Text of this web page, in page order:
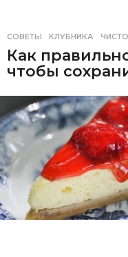
СОВЕТЫ КЛУБНИКА ,
Как
чтобы